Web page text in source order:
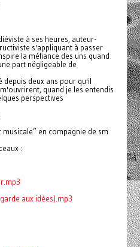
à ses heures, auteur-
s'appliquant à passer
la méfiance des uns quand
part négligeable de
depuis deux ans pour qu'il
quand je les entendis
perspectives
en compagnie de sm
:
aux idées).mp3